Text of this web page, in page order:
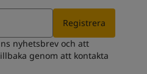
Registrera
nyhetsbrev och att
genom att kontakta